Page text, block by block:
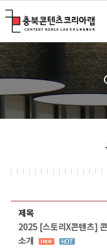
제목
2025 [스토리X콘텐츠]
소개